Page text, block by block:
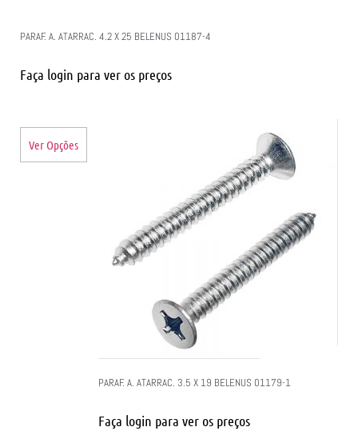
PARAF. A. ATARRAC. 4.2 X 25 BELENUS 01187-4
Faça login para ver os preços
Ver Opções
PARAF. A. ATARRAC. 3.5 X 19 BELENUS 01179-1
Faça login para ver os preços